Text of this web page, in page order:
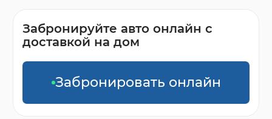
Забронируйте авто онлайн с
доставкой на дом
Забронировать онлайн